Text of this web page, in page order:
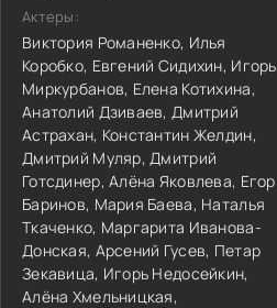
Актеры:
Виктория Романенко, Илья
Коробко, Евгений Сидихин, Игорь
Миркурбанов, Елена Котихина,
Анатолий Дзиваев,Дмитрий
Астрахан, Константин Желдин,
Дмитрий Муляр,Дмитрий
Готсдинер,Алёна Яковлева, Егор
Баринов, Мария Баева, Наталья
Ткаченко, Маргарита Иванова-
Донская, Арсений Гусев, Петар
Зекавица, Игорь Недосейкин,
Алёна Хмельницкая,